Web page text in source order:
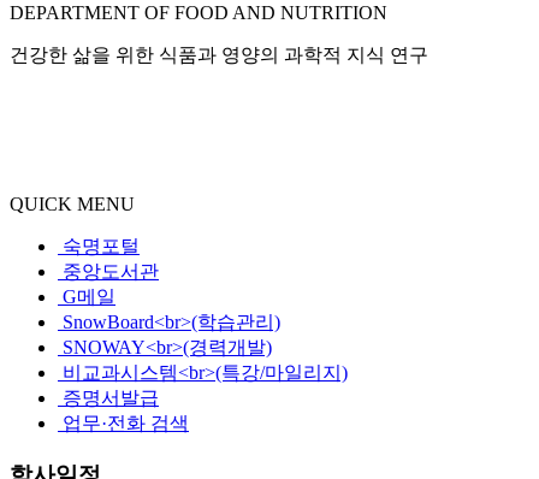
DEPARTMENT OF FOOD AND NUTRITION
건강한 삶을 위한 식품과 영양의 과학적 지식 연구
QUICK MENU
숙명포털
중앙도서관
G메일
SnowBoard<br>(학습관리)
SNOWAY<br>(경력개발)
비교과시스템<br>(특강/마일리지)
증명서발급
업무·전화 검색